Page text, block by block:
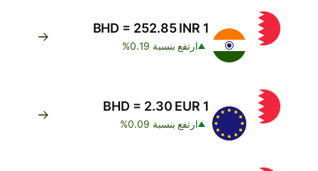
1 BHD = 252.85 INR
ارتفع بنسبة 0.19%
1 BHD = 2.30 EUR
ارتفع بنسبة 0.09%